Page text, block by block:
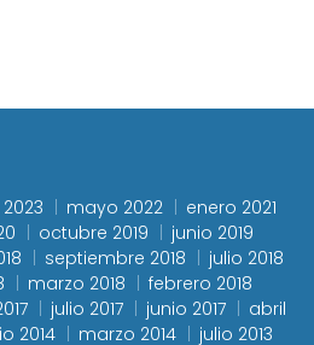
mayo 2022
enero 2021
octubre 2019
junio 2019
septiembre 2018
julio 2018
marzo 2018
febrero 2018
julio 2017 junio 2017
abril
2014 marzo 2014 julio 2013